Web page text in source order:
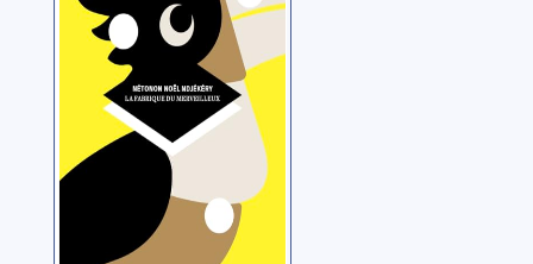
Ndjekery, Noël
Nétonon